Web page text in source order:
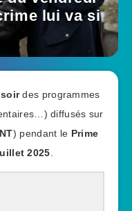
lui va si
des programmes
diffusés sur
) pendant le Prime
2025